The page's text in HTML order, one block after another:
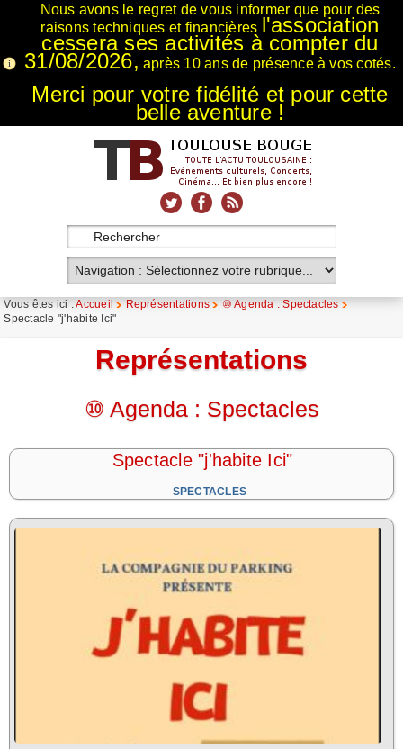
Nous avons le regret de vous informer que pour des
raisons techniques et financières l'association
cessera ses activités à compter du
31/08/2026, après 10 ans de présence à vos cotés.
Merci pour votre fidélité et pour cette
belle aventure !
Vous êtes ici :Accueil Représentations
⑩ Agenda : Spectacles
Spectacle "j'habite Ici"
Représentations
⑩ Agenda : Spectacles
Spectacle "j'habite Ici"
SPECTACLES